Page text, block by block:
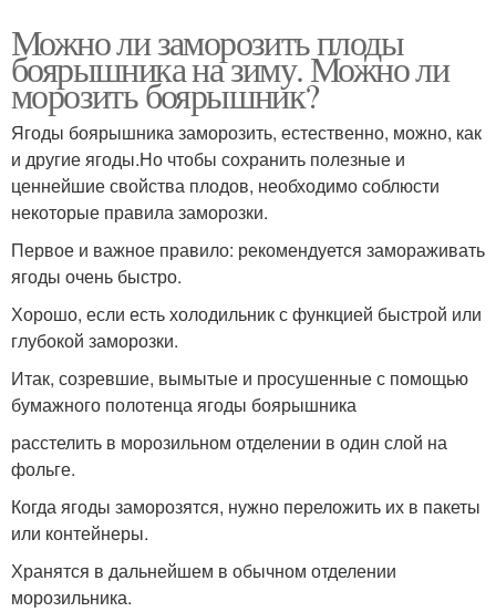
Можно ли заморозить плоды
боярышника на зиму. Можно ли
морозить боярышник?
Ягоды боярышника заморозить, естественно, можно, как
и другие ягоды.Но чтобы сохранить полезные и
ценнейшие свойства плодов, необходимо соблюсти
некоторые правила заморозки.
Первое и важное правило: рекомендуется замораживать
ягоды очень быстро.
Хорошо, если есть холодильник с функцией быстрой или
глубокой заморозки.
Итак, созревшие, вымытые и просушенные с помощью
бумажного полотенца ягоды боярышника
расстелить в морозильном отделении в один слой на
фольге.
Когда ягоды заморозятся, нужно переложить их в пакеты
или контейнеры.
Хранятся в дальнейшем в обычном отделении
морозильника.